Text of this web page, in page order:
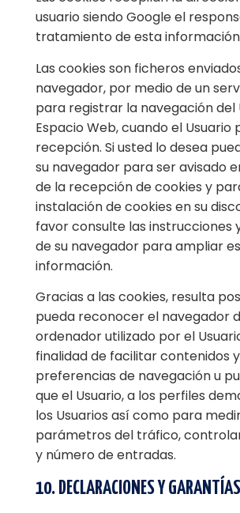
usuario siendo Google el
tratamiento de esta
Las cookies son ficheros
navegador, por medio de un
para registrar la navegación del
Espacio Web, cuando el Usuario
recepción. Si usted lo desea
su navegador para ser avisado
de la recepción de cookies y
instalación de cookies en su
favor consulte las instrucciones
de su navegador para ampliar
información.
Gracias a las cookies, resulta
pueda reconocer el navegador
ordenador utilizado por el
finalidad de facilitar contenidos
preferencias de navegación u
que el Usuario, a los perfiles
los Usuarios así como para
parámetros del tráfico,
y número de entradas.
10. DECLARACIONES Y GARANTÍAS